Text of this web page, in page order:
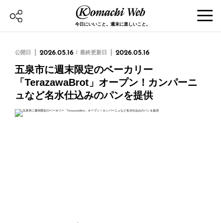
今日にいいこと。週末に楽しいこと。
公開日 2026.05.16 最終更新日 2026.05.16
五泉市に週末限定のベーカリー
「TerazawaBrot」オープン！カンパーニ
ュなど名水仕込みのパンを提供